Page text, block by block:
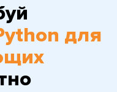
для